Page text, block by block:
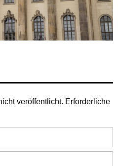
veröffentlicht. Erforderliche